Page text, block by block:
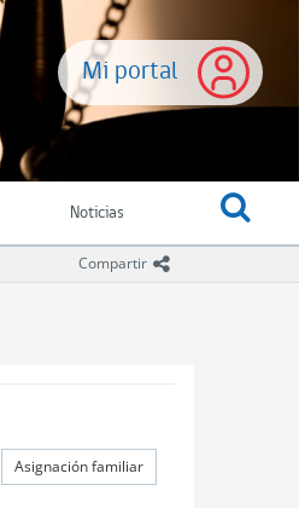
Mi portal
Noticias
Compartir icono compartir
Asignación familiar